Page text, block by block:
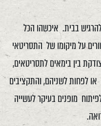
בבית. איכשהו הכל
על מיקומו של התסריטאי
בין בימאים לתסריטאים,
לפחות לשניהם, והתקציבים
מופנים בעיקר לעשייה